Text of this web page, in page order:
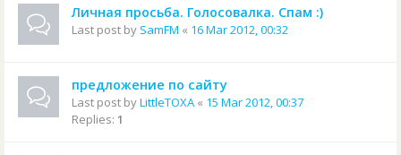
Личная просьба. Голосовалка. Спам :)
Last post by SamFM « 16 Mar 2012, 00:32
предложение по сайту
Last post byLittleTOXA « 15 Mar 2012, 00:37
Replies: 1